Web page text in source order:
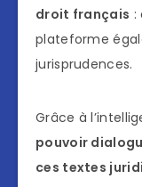
droit français :
plateforme
jurisprudences.
Grâce à
pouvoir
ces textes